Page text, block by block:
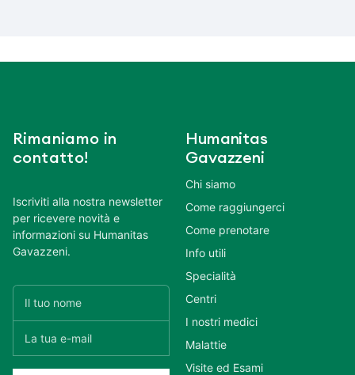
Rimaniamo in
contatto!
Iscriviti alla nostra newsletter
per ricevere novità e
informazioni su Humanitas
Gavazzeni.
Humanitas
Gavazzeni
Chi siamo
Come raggiungerci
Come prenotare
Info utili
Specialità
Centri
I nostri medici
Malattie
Visite ed Esami